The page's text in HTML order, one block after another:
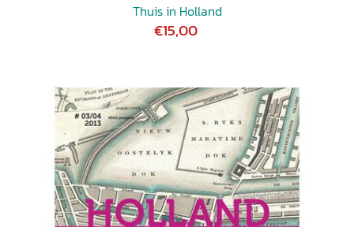
Thuis in Holland
€15,00